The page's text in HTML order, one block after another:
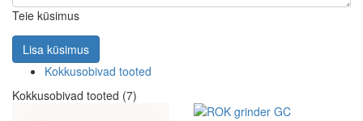
Teie küsimus
Lisa küsimus
Kokkusobivad tooted
Kokkusobivad tooted (7)